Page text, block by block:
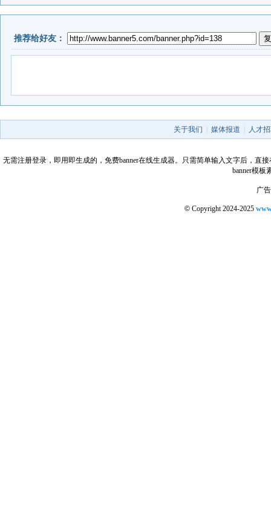
推荐给好友：
关于我们 媒体报道 人才
无需注册登录，即用即生成的，免费banner在线生成器。只需简单输入文字后，直
banner模板
广
© Copyright 2024-2025